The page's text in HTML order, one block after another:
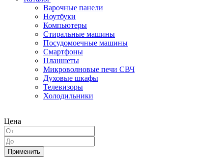
Варочные панели
Ноутбуки
Компьютеры
Стиральные машины
Посудомоечные машины
Смартфоны
Планшеты
Микроволновые печи СВЧ
Духовые шкафы
Телевизоры
Холодильники
Цена
Применить